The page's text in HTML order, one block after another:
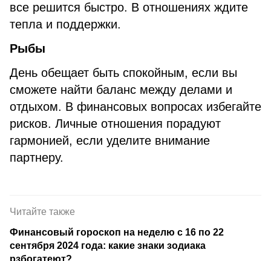
все решится быстро. В отношениях ждите
тепла и поддержки.
Рыбы
День обещает быть спокойным, если вы
сможете найти баланс между делами и
отдыхом. В финансовых вопросах избегайте
рисков. Личные отношения порадуют
гармонией, если уделите внимание
партнеру.
Читайте также
Финансовый гороскоп на неделю с 16 по 22
сентября 2024 года: какие знаки зодиака
рзбогатеют?